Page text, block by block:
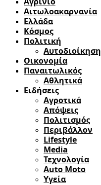
Αιτωλοακαρνανία
Ελλάδα
Κόσμος
Πολιτική
Αυτοδιοίκηση
Οικονομία
Παναιτωλικός
Αθλητικά
Ειδήσεις
Αγροτικά
Απόψεις
Πολιτισμός
Περιβάλλον
Lifestyle
Media
Τεχνολογία
Auto Moto
Υγεία